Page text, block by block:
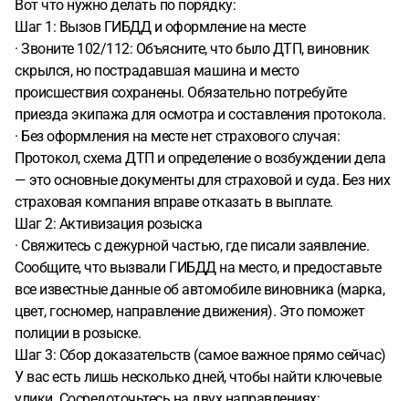
Вот что нужно делать по порядку:
Шаг 1: Вызов ГИБДД и оформление на месте
· Звоните 102/112: Объясните, что было ДТП, виновник
скрылся, но пострадавшая машина и место
происшествия сохранены. Обязательно потребуйте
приезда экипажа для осмотра и составления протокола.
· Без оформления на месте нет страхового случая:
Протокол, схема ДТП и определение о возбуждении дела
— это основные документы для страховой и суда. Без них
страховая компания вправе отказать в выплате.
Шаг 2: Активизация розыска
· Свяжитесь с дежурной частью, где писали заявление.
Сообщите, что вызвали ГИБДД на место, и предоставьте
все известные данные об автомобиле виновника (марка,
цвет, госномер, направление движения). Это поможет
полиции в розыске.
Шаг 3: Сбор доказательств (самое важное прямо сейчас)
У вас есть лишь несколько дней, чтобы найти ключевые